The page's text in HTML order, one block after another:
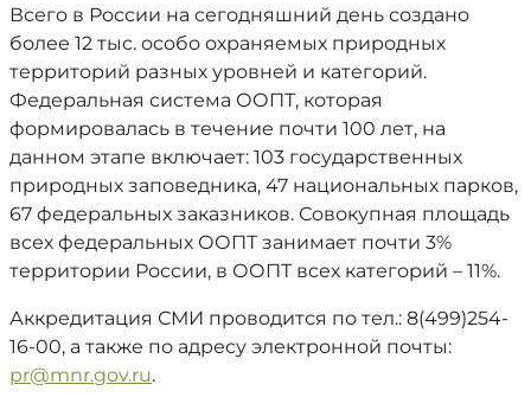
Всего в России на сегодняшний день создано
более 12 тыс. особо охраняемых природных
территорий разных уровней и категорий.
Федеральная система ООПТ, которая
формировалась в течение почти 100 лет, на
данном этапе включает: 103 государственных
природных заповедника, 47 национальных парков,
67 федеральных заказников. Совокупная площадь
всех федеральных ООПТ занимает почти 3%
территории России, в ООПТ всех категорий – 11%.
Аккредитация СМИ проводится по тел.: 8(499)254-
16-00, а также по адресу электронной почты:
pr@mnr.gov.ru.